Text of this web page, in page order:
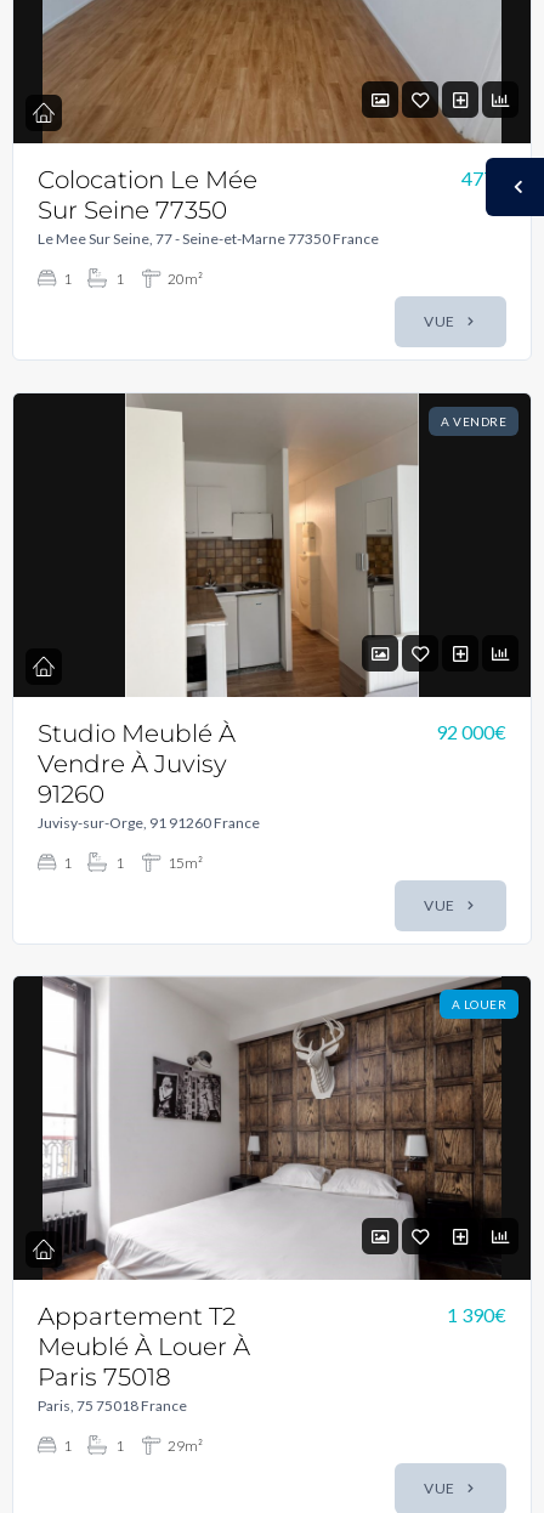
Colocation Le Mée
Sur Seine 77350
Le Mee Sur Seine, 77 - Seine-et-Marne 77350 France
477€
1 1 20m²
VUE
A VENDRE
Studio Meublé À
Vendre À Juvisy
91260
Juvisy-sur-Orge, 91 91260 France
92 000€
1 1 15m²
VUE
A LOUER
Appartement T2
Meublé À Louer À
Paris 75018
Paris, 75 75018 France
1 390€
1 1 29m²
VUE